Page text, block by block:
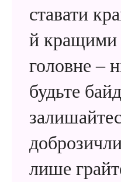
ставати
й кращими
головне –
будьте
лише